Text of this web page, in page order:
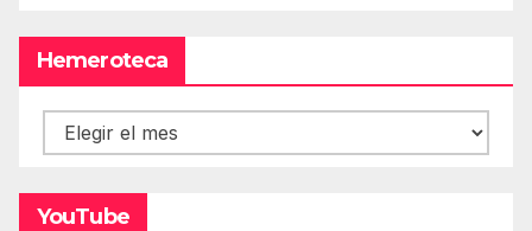
Hemeroteca
Hemeroteca
YouTube